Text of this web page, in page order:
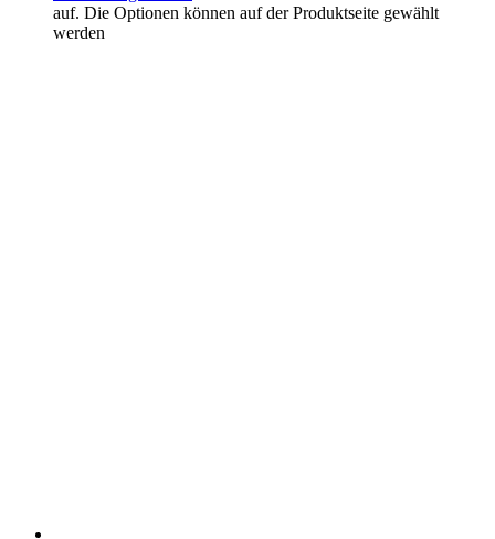
auf. Die Optionen können auf der Produktseite gewählt
werden